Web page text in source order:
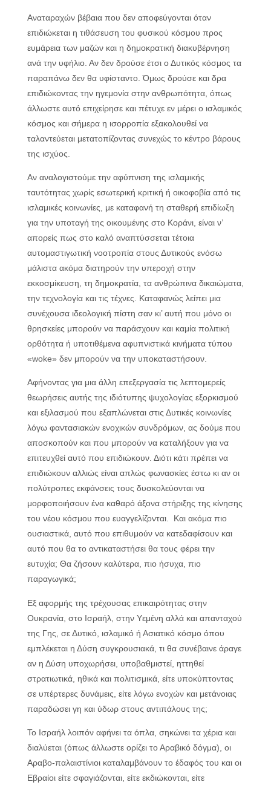
Αναταραχών βέβαια που δεν αποφεύγονται όταν
επιδιώκεται η τιθάσευση του φυσικού κόσμου προς
ευμάρεια των μαζών και η δημοκρατική διακυβέρνηση
ανά την υφήλιο. Αν δεν δρούσε έτσι ο Δυτικός κόσμος τα
παραπάνω δεν θα υφίσταντο. Όμως δρούσε και δρα
επιδιώκοντας την ηγεμονία στην ανθρωπότητα, όπως
άλλωστε αυτό επιχείρησε και πέτυχε εν μέρει ο ισλαμικός
κόσμος και σήμερα η ισορροπία εξακολουθεί να
ταλαντεύεται μετατοπίζοντας συνεχώς το κέντρο βάρους
της ισχύος.
Αν αναλογιστούμε την αφύπνιση της ισλαμικής
ταυτότητας χωρίς εσωτερική κριτική ή οικοφοβία από τις
ισλαμικές κοινωνίες, με καταφανή τη σταθερή επιδίωξη
για την υποταγή της οικουμένης στο Κοράνι, είναι ν’
απορείς πως στο καλό αναπτύσσεται τέτοια
αυτομαστιγωτική νοοτροπία στους Δυτικούς ενόσω
μάλιστα ακόμα διατηρούν την υπεροχή στην
εκκοσμίκευση, τη δημοκρατία, τα ανθρώπινα δικαιώματα,
την τεχνολογία και τις τέχνες. Καταφανώς λείπει μια
συνέχουσα ιδεολογική πίστη σαν κι’ αυτή που μόνο οι
θρησκείες μπορούν να παράσχουν και καμία πολιτική
ορθότητα ή υποτιθέμενα αφυπνιστικά κινήματα τύπου
«woke» δεν μπορούν να την υποκαταστήσουν.
Αφήνοντας για μια άλλη επεξεργασία τις λεπτομερείς
θεωρήσεις αυτής της ιδιότυπης ψυχολογίας εξορκισμού
και εξιλασμού που εξαπλώνεται στις Δυτικές κοινωνίες
λόγω φαντασιακών ενοχικών συνδρόμων, ας δούμε που
αποσκοπούν και που μπορούν να καταλήξουν για να
επιτευχθεί αυτό που επιδιώκουν. Διότι κάτι πρέπει να
επιδιώκουν αλλιώς είναι απλώς φωνασκίες έστω κι αν οι
πολύτροπες εκφάνσεις τους δυσκολεύονται να
μορφοποιήσουν ένα καθαρό άξονα στήριξης της κίνησης
του νέου κόσμου που ευαγγελίζονται. Και ακόμα πιο
ουσιαστικά, αυτό που επιθυμούν να κατεδαφίσουν και
αυτό που θα το αντικαταστήσει θα τους φέρει την
ευτυχία; Θα ζήσουν καλύτερα, πιο ήσυχα, πιο
παραγωγικά;
Εξ αφορμής της τρέχουσας επικαιρότητας στην
Ουκρανία, στο Ισραήλ, στην Υεμένη αλλά και απανταχού
της Γης, σε Δυτικό, ισλαμικό ή Ασιατικό κόσμο όπου
εμπλέκεται η Δύση συγκρουσιακά, τι θα συνέβαινε άραγε
αν η Δύση υποχωρήσει, υποβαθμιστεί, ηττηθεί
στρατιωτικά, ηθικά και πολιτισμικά, είτε υποκύπτοντας
σε υπέρτερες δυνάμεις, είτε λόγω ενοχών και μετάνοιας
παραδώσει γη και ύδωρ στους αντιπάλους της;
Το Ισραήλ λοιπόν αφήνει τα όπλα, σηκώνει τα χέρια και
διαλύεται (όπως άλλωστε ορίζει το Αραβικό δόγμα), οι
Αραβο-παλαιστίνιοι καταλαμβάνουν το έδαφός του και οι
Εβραίοι είτε σφαγιάζονται, είτε εκδιώκονται, είτε